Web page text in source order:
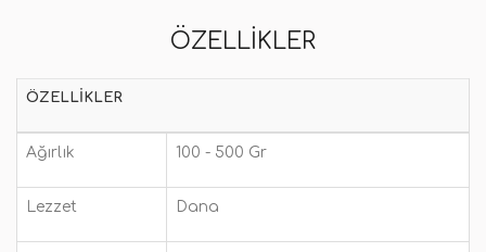
ÖZELLIKLER
ÖZELLIKLER
Ağırlık 100 - 500 Gr
Lezzet Dana